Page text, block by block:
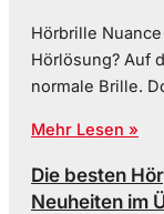
Hörbrille
Hörlösung? Auf
normale Brille.
Mehr Lesen »
Die besten
Neuheiten im